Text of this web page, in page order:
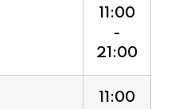
11:00
-
21:00